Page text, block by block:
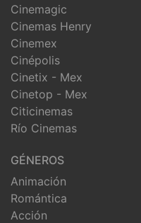
Cinemagic
Cinemas Henry
Cinemex
Cinépolis
Cinetix - Mex
Cinetop - Mex
Citicinemas
Río Cinemas
GÉNEROS
Animación
Romántica
Acción